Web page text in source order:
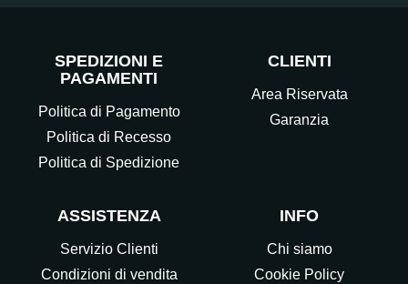
SPEDIZIONI E
PAGAMENTI
Politica di Pagamento
Politica di Recesso
Politica di Spedizione
CLIENTI
Area Riservata
Garanzia
ASSISTENZA
Servizio Clienti
Condizioni di vendita
INFO
Chi siamo
Cookie Policy